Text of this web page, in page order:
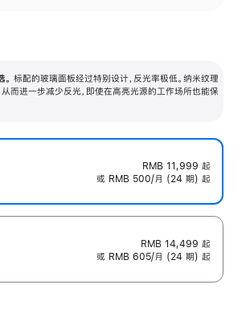
标配的玻璃面板经过特别设计，反光率极低。纳米纹理
而进一步减少反光，即使在高亮光源的工作场所也能保
RMB 11,999 起
或 RMB 500/月 (24 期) 起
RMB 14,499 起
或 RMB 605/月 (24 期) 起